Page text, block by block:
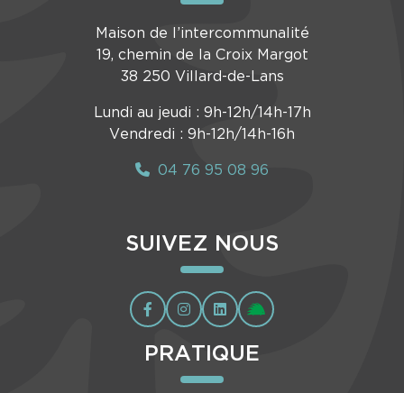
Maison de l’intercommunalité
19, chemin de la Croix Margot
38 250 Villard-de-Lans
Lundi au jeudi : 9h-12h/14h-17h
Vendredi : 9h-12h/14h-16h
04 76 95 08 96
SUIVEZ NOUS
PRATIQUE